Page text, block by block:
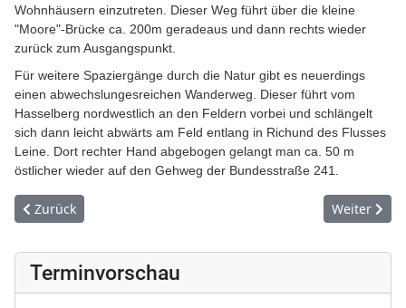
Wohnhäusern einzutreten. Dieser Weg führt über die kleine
"Moore"-Brücke ca. 200m geradeaus und dann rechts wieder
zurück zum Ausgangspunkt.
Für weitere Spaziergänge durch die Natur gibt es neuerdings
einen abwechslungesreichen Wanderweg. Dieser führt vom
Hasselberg nordwestlich an den Feldern vorbei und schlängelt
sich dann leicht abwärts am Feld entlang in Richund des Flusses
Leine. Dort rechter Hand abgebogen gelangt man ca. 50 m
östlicher wieder auf den Gehweg der Bundesstraße 241.
Vorheriger Beitrag: 1.000-Jahr-Feier
Zurück Nächster
Weiter
Terminvorschau